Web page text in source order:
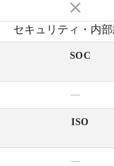
セキュリティ・内部
SOC
—
ISO
—